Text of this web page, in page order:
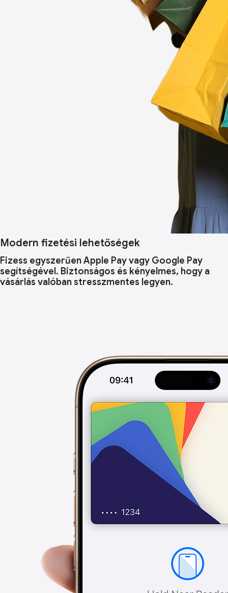
Modern fizetési lehetőségek
Fizess egyszerűen Apple Pay vagy Google Pay
segítségével. Biztonságos és kényelmes, hogy a
vásárlás valóban stresszmentes legyen.